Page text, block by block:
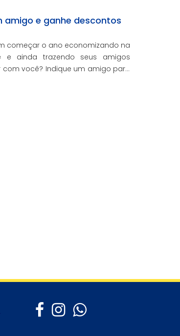
amigo e ganhe descontos
começar o ano economizando na
e ainda trazendo seus amigos
com você? Indique um amigo para